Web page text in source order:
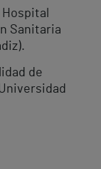
Sanitaria
de